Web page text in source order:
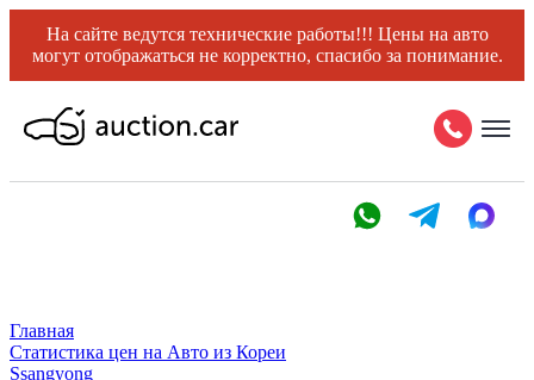
На сайте ведутся технические работы!!! Цены на авто
могут отображаться не корректно, спасибо за понимание.
Главная
Статистика цен на Авто из Кореи
Ssangyong